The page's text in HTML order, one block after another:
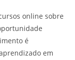
online sobre
é
em